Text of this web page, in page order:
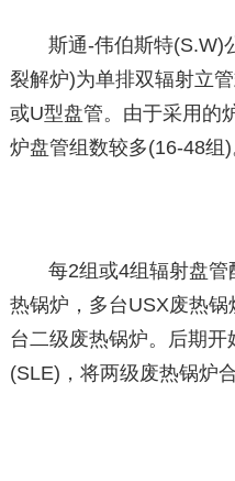
斯通-伟伯斯特(S.W)
裂解炉)为单排双辐射立
或U型盘管。由于采用的
炉盘管组数较多(16-48组)
每2组或4组辐射盘
热锅炉，多台USX废热
台二级废热锅炉。后期
(SLE)，将两级废热锅炉